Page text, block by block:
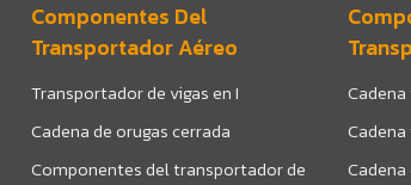
Componentes Del
Transportador Aéreo
Transportador de vigas en I
Cadena de orugas cerrada
Componentes del transportador de